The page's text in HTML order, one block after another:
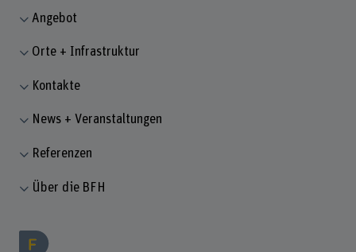
Angebot
Orte + Infrastruktur
Kontakte
News + Veranstaltungen
Referenzen
Über die BFH